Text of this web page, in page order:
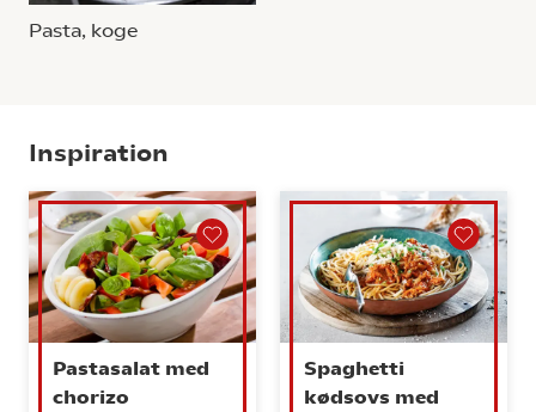
Pasta, koge
Inspiration
Pastasalat med
chorizo
Spaghetti
kødsovs med